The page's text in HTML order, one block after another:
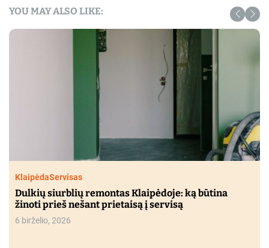
YOU MAY ALSO LIKE:
KlaipėdaServisas
Dulkių siurblių remontas Klaipėdoje: ką būtina
žinoti prieš nešant prietaisą į servisą
6 birželio, 2026